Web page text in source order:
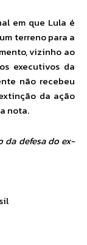
em que Lula é
terreno para a
vizinho ao
executivos da
não recebeu
da ação
nota.
da defesa do ex-